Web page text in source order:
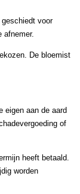
voor
afnemer.
De bloemist
eigen aan de aard
of
heeft betaald.
worden